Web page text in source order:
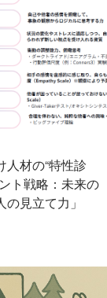
人材の“特性診
ト戦略：未来の
見立て力」